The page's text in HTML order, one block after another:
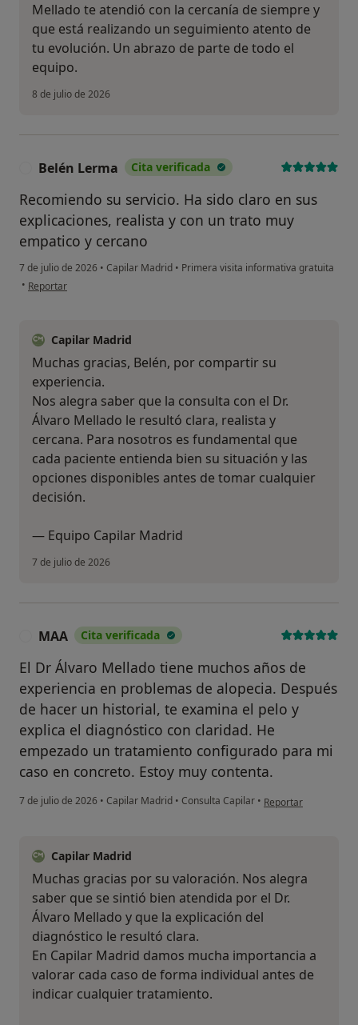
Mellado te atendió con la cercanía de siempre y
que está realizando un seguimiento atento de
tu evolución. Un abrazo de parte de todo el
equipo.
8 de julio de 2026
Belén Lerma Cita verificada
Recomiendo su servicio. Ha sido claro en sus
explicaciones, realista y con un trato muy
empatico y cercano
7 de julio de 2026 • Capilar Madrid • Primera visita informativa gratuita
• en opinión del usuario Belén Lerma
Reportar
Capilar Madrid
Muchas gracias, Belén, por compartir su
experiencia.
Nos alegra saber que la consulta con el Dr.
Álvaro Mellado le resultó clara, realista y
cercana. Para nosotros es fundamental que
cada paciente entienda bien su situación y las
opciones disponibles antes de tomar cualquier
decisión.
— Equipo Capilar Madrid
7 de julio de 2026
MAA Cita verificada
El Dr Álvaro Mellado tiene muchos años de
experiencia en problemas de alopecia. Después
de hacer un historial, te examina el pelo y
explica el diagnóstico con claridad. He
empezado un tratamiento configurado para mi
caso en concreto. Estoy muy contenta.
7 de julio de 2026 • Capilar Madrid • Consulta Capilar • en opinión del
Reportar
Capilar Madrid
Muchas gracias por su valoración. Nos alegra
saber que se sintió bien atendida por el Dr.
Álvaro Mellado y que la explicación del
diagnóstico le resultó clara.
En Capilar Madrid damos mucha importancia a
valorar cada caso de forma individual antes de
indicar cualquier tratamiento.